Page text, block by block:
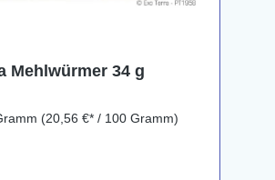
Mehlwürmer 34 g
(20,56 €* / 100 Gramm)